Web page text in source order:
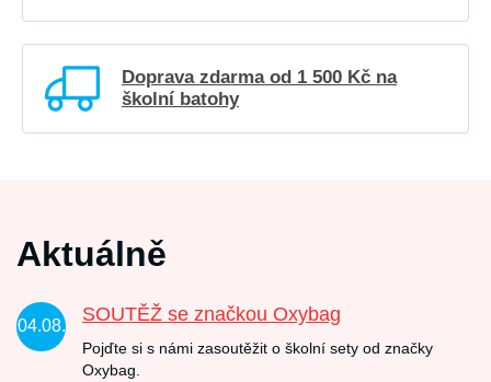
Doprava zdarma od 1 500 Kč na
školní batohy
Aktuálně
04.08.
SOUTĚŽ se značkou Oxybag
Pojďte si s námi zasoutěžit o školní sety od značky
Oxybag.